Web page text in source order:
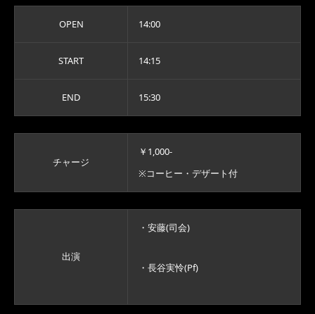
OPEN 14:00
START 14:15
END 15:30
チャージ
￥1,000-
※コーヒー・デザート付
出演
・安藤(司会)
・長谷実怜(Pf)